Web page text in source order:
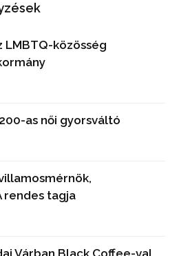
közösség
as női gyorsváltó
rendes tagja
Várban Black Coffee-val